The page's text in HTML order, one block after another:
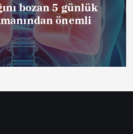
bozan 5 günlük
önemli